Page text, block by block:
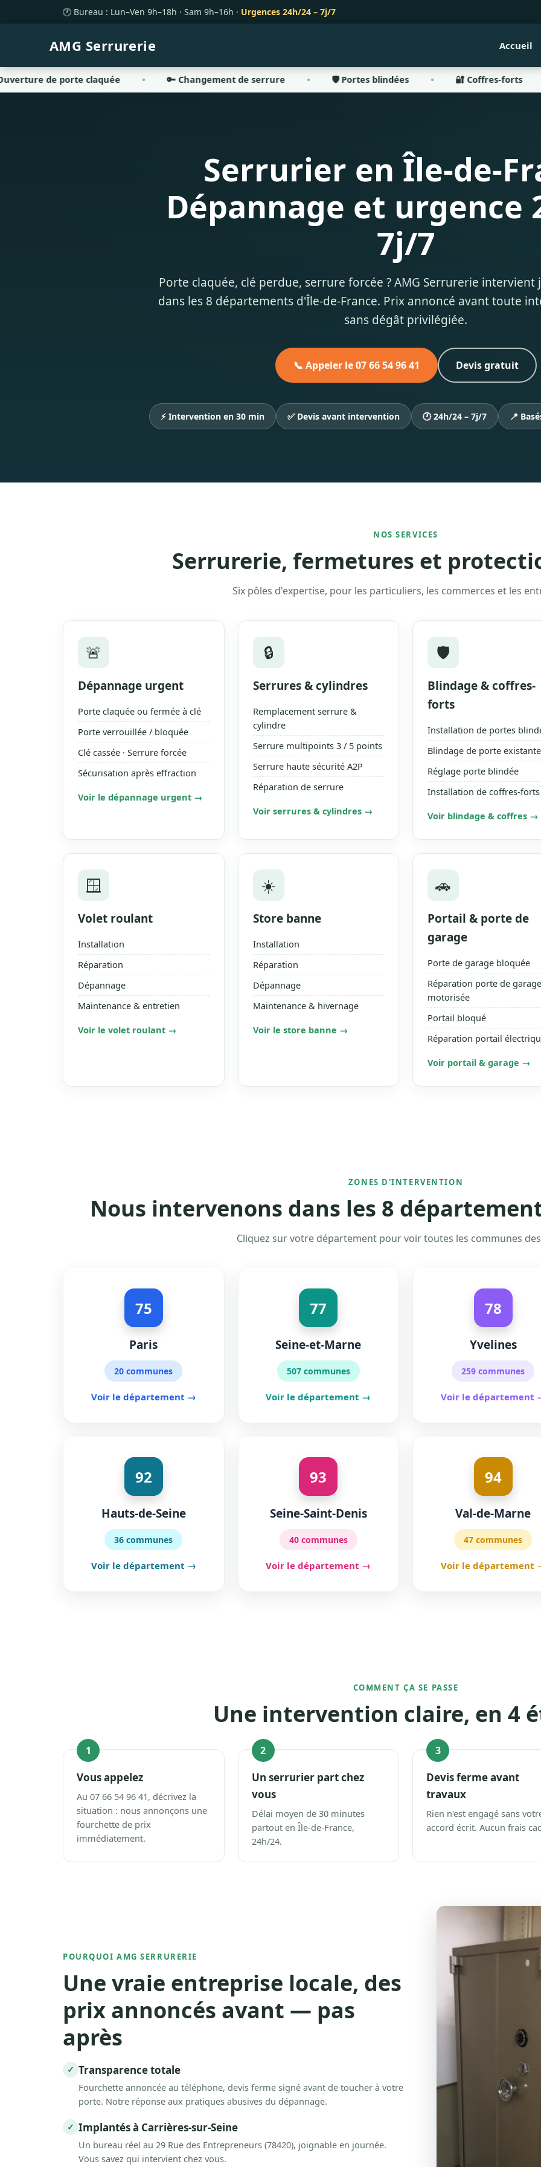
🕐 Bureau : Lun–Ven 9h–18h · Sam 9h–16h · Urgences 24h/24 – 7j/7
AMG Serrurerie Accueil
porte claquée 🔑 Changement de serrure 🛡️ Portes blindées 🔐 Coffres-forts 🏪
Serrurier en Île-de-
Dépannage et urgence
7j/7
Porte claquée, clé perdue, serrure forcée ? AMG Serrurerie
dans les 8 départements d'Île-de-France. Prix annoncé avant toute
sans dégât privilégiée.
📞 Appeler le 07 66 54 96 41 Devis gratuit
⚡ Intervention en 30 min ✅ Devis avant intervention 🕐 24h/24 – 7j/7 📍
NOS SERVICES
Serrurerie, fermetures et
Six pôles d'expertise, pour les particuliers, les commerces et les
🚨
Dépannage urgent
Porte claquée ou fermée à clé
Porte verrouillée / bloquée
Clé cassée · Serrure forcée
Sécurisation après effraction
Voir le dépannage urgent →
🔒
Serrures & cylindres
Remplacement serrure &
cylindre
Serrure multipoints 3 / 5 points
Serrure haute sécurité A2P
Réparation de serrure
Voir serrures & cylindres →
🛡️
Blindage & coffres-
forts
Installation de portes
Blindage de porte existante
Réglage porte blindée
Installation de coffres-forts
Voir blindage & coffres →
🪟
Volet roulant
Installation
Réparation
Dépannage
Maintenance & entretien
Voir le volet roulant →
☀️
Store banne
Installation
Réparation
Dépannage
Maintenance & hivernage
Voir le store banne →
🚗
Portail & porte de
garage
Porte de garage bloquée
Réparation porte de garage
motorisée
Portail bloqué
Réparation portail
Voir portail & garage →
ZONES D'INTERVENTION
Nous intervenons dans les 8
Cliquez sur votre département pour voir toutes les communes
75
Paris
20 communes
Voir le département →
77
Seine-et-Marne
507 communes
Voir le département →
78
Yvelines
259 communes
Voir le département
92
Hauts-de-Seine
36 communes
Voir le département →
93
Seine-Saint-Denis
40 communes
Voir le département →
94
Val-de-Marne
47 communes
Voir le département
COMMENT ÇA SE PASSE
Une intervention claire, en 4
1
Vous appelez
Au 07 66 54 96 41, décrivez la
situation : nous annonçons une
fourchette de prix
immédiatement.
2
Un serrurier part chez
vous
Délai moyen de 30 minutes
partout en Île-de-France,
24h/24.
3
Devis ferme avant
travaux
Rien n'est engagé sans
accord écrit. Aucun frais
POURQUOI AMG SERRURERIE
Une vraie entreprise locale, des
prix annoncés avant — pas
après
✓ Transparence totale
Fourchette annoncée au téléphone, devis ferme signé avant de toucher à votre
porte. Notre réponse aux pratiques abusives du dépannage.
✓ Implantés à Carrières-sur-Seine
Un bureau réel au 29 Rue des Entrepreneurs (78420), joignable en journée.
Vous savez qui intervient chez vous.